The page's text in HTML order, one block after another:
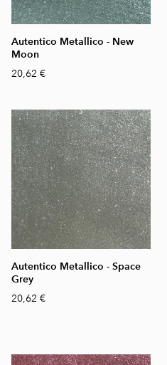
Autentico Metallico - New
Moon
20,62 €
Autentico Metallico - Space
Grey
20,62 €